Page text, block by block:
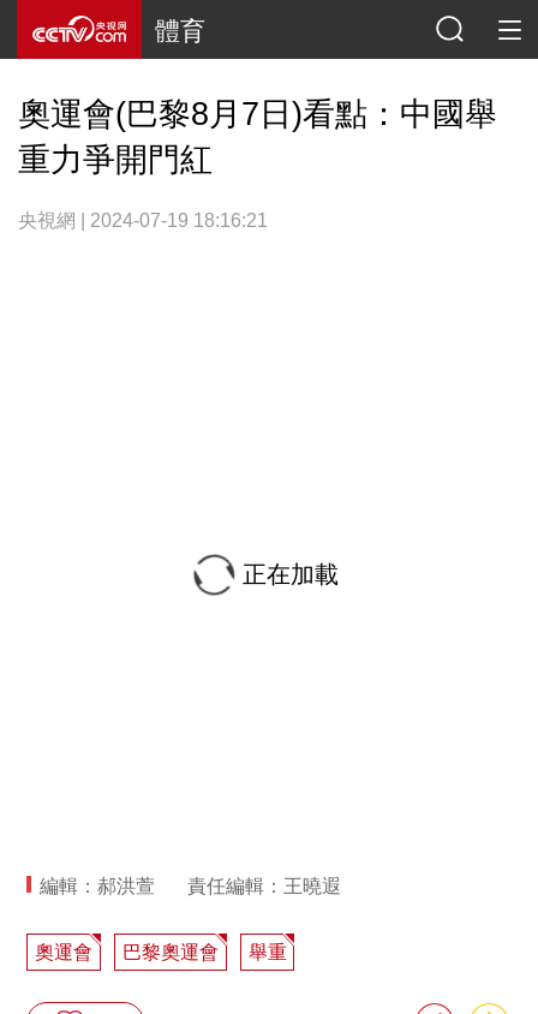
體育
奧運會(巴黎8月7日)看點：中國舉
重力爭開門紅
央視網 | 2024-07-19 18:16:21
正在加載
編輯：郝洪萱 責任編輯：王曉遐
奧運會 巴黎奧運會 舉重